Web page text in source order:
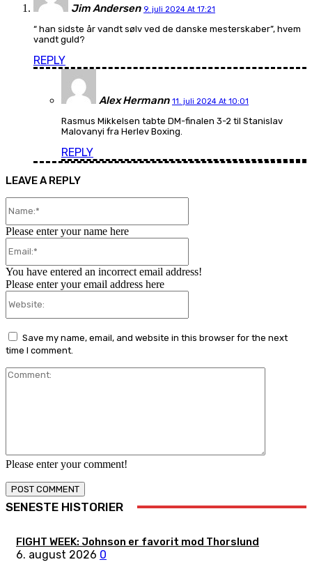
Jim Andersen 9. juli 2024 At 17:21
“ han sidste år vandt sølv ved de danske mesterskaber”, hvem
vandt guld?
REPLY
Alex Hermann 11. juli 2024 At 10:01
Rasmus Mikkelsen tabte DM-finalen 3-2 til Stanislav
Malovanyi fra Herlev Boxing.
REPLY
LEAVE A REPLY
Please enter your comment!
Please enter your name here
You have entered an incorrect email address!
Please enter your email address here
Save my name, email, and website in this browser for the next
time I comment.
SENESTE HISTORIER
FIGHT WEEK: Johnson er favorit mod Thorslund
6. august 2026 0